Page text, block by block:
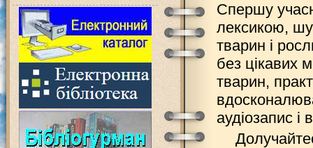
Спершу
лексикою,
тварин і
без цікавих
тварин,
аудіозапис